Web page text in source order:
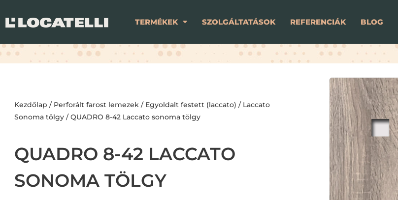
TERMÉKEK SZOLGÁLTATÁSOK REFERENCIÁK BLOG
Kezdőlap / Perforált farost lemezek/ Egyoldalt festett (laccato) / Laccato
Sonoma tölgy/ QUADRO 8-42 Laccato sonoma tölgy
QUADRO 8-42 LACCATO
SONOMA TÖLGY